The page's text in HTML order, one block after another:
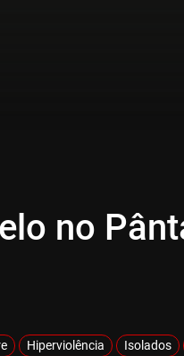
no
Hiperviolência Isolados